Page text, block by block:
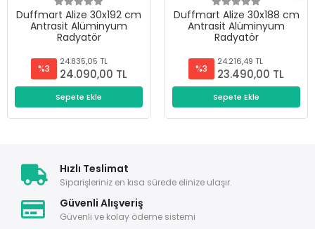
Duffmart Alize 30x192 cm
Antrasit Alüminyum
Radyatör
%3
24.835,05 TL
24.090,00 TL
Sepete Ekle
Duffmart Alize 30x188 cm
Antrasit Alüminyum
Radyatör
%3
24.216,49 TL
23.490,00 TL
Sepete Ekle
Hızlı Teslimat
Siparişleriniz en kısa sürede elinize ulaşır.
Güvenli Alışveriş
Güvenli ve kolay ödeme sistemi